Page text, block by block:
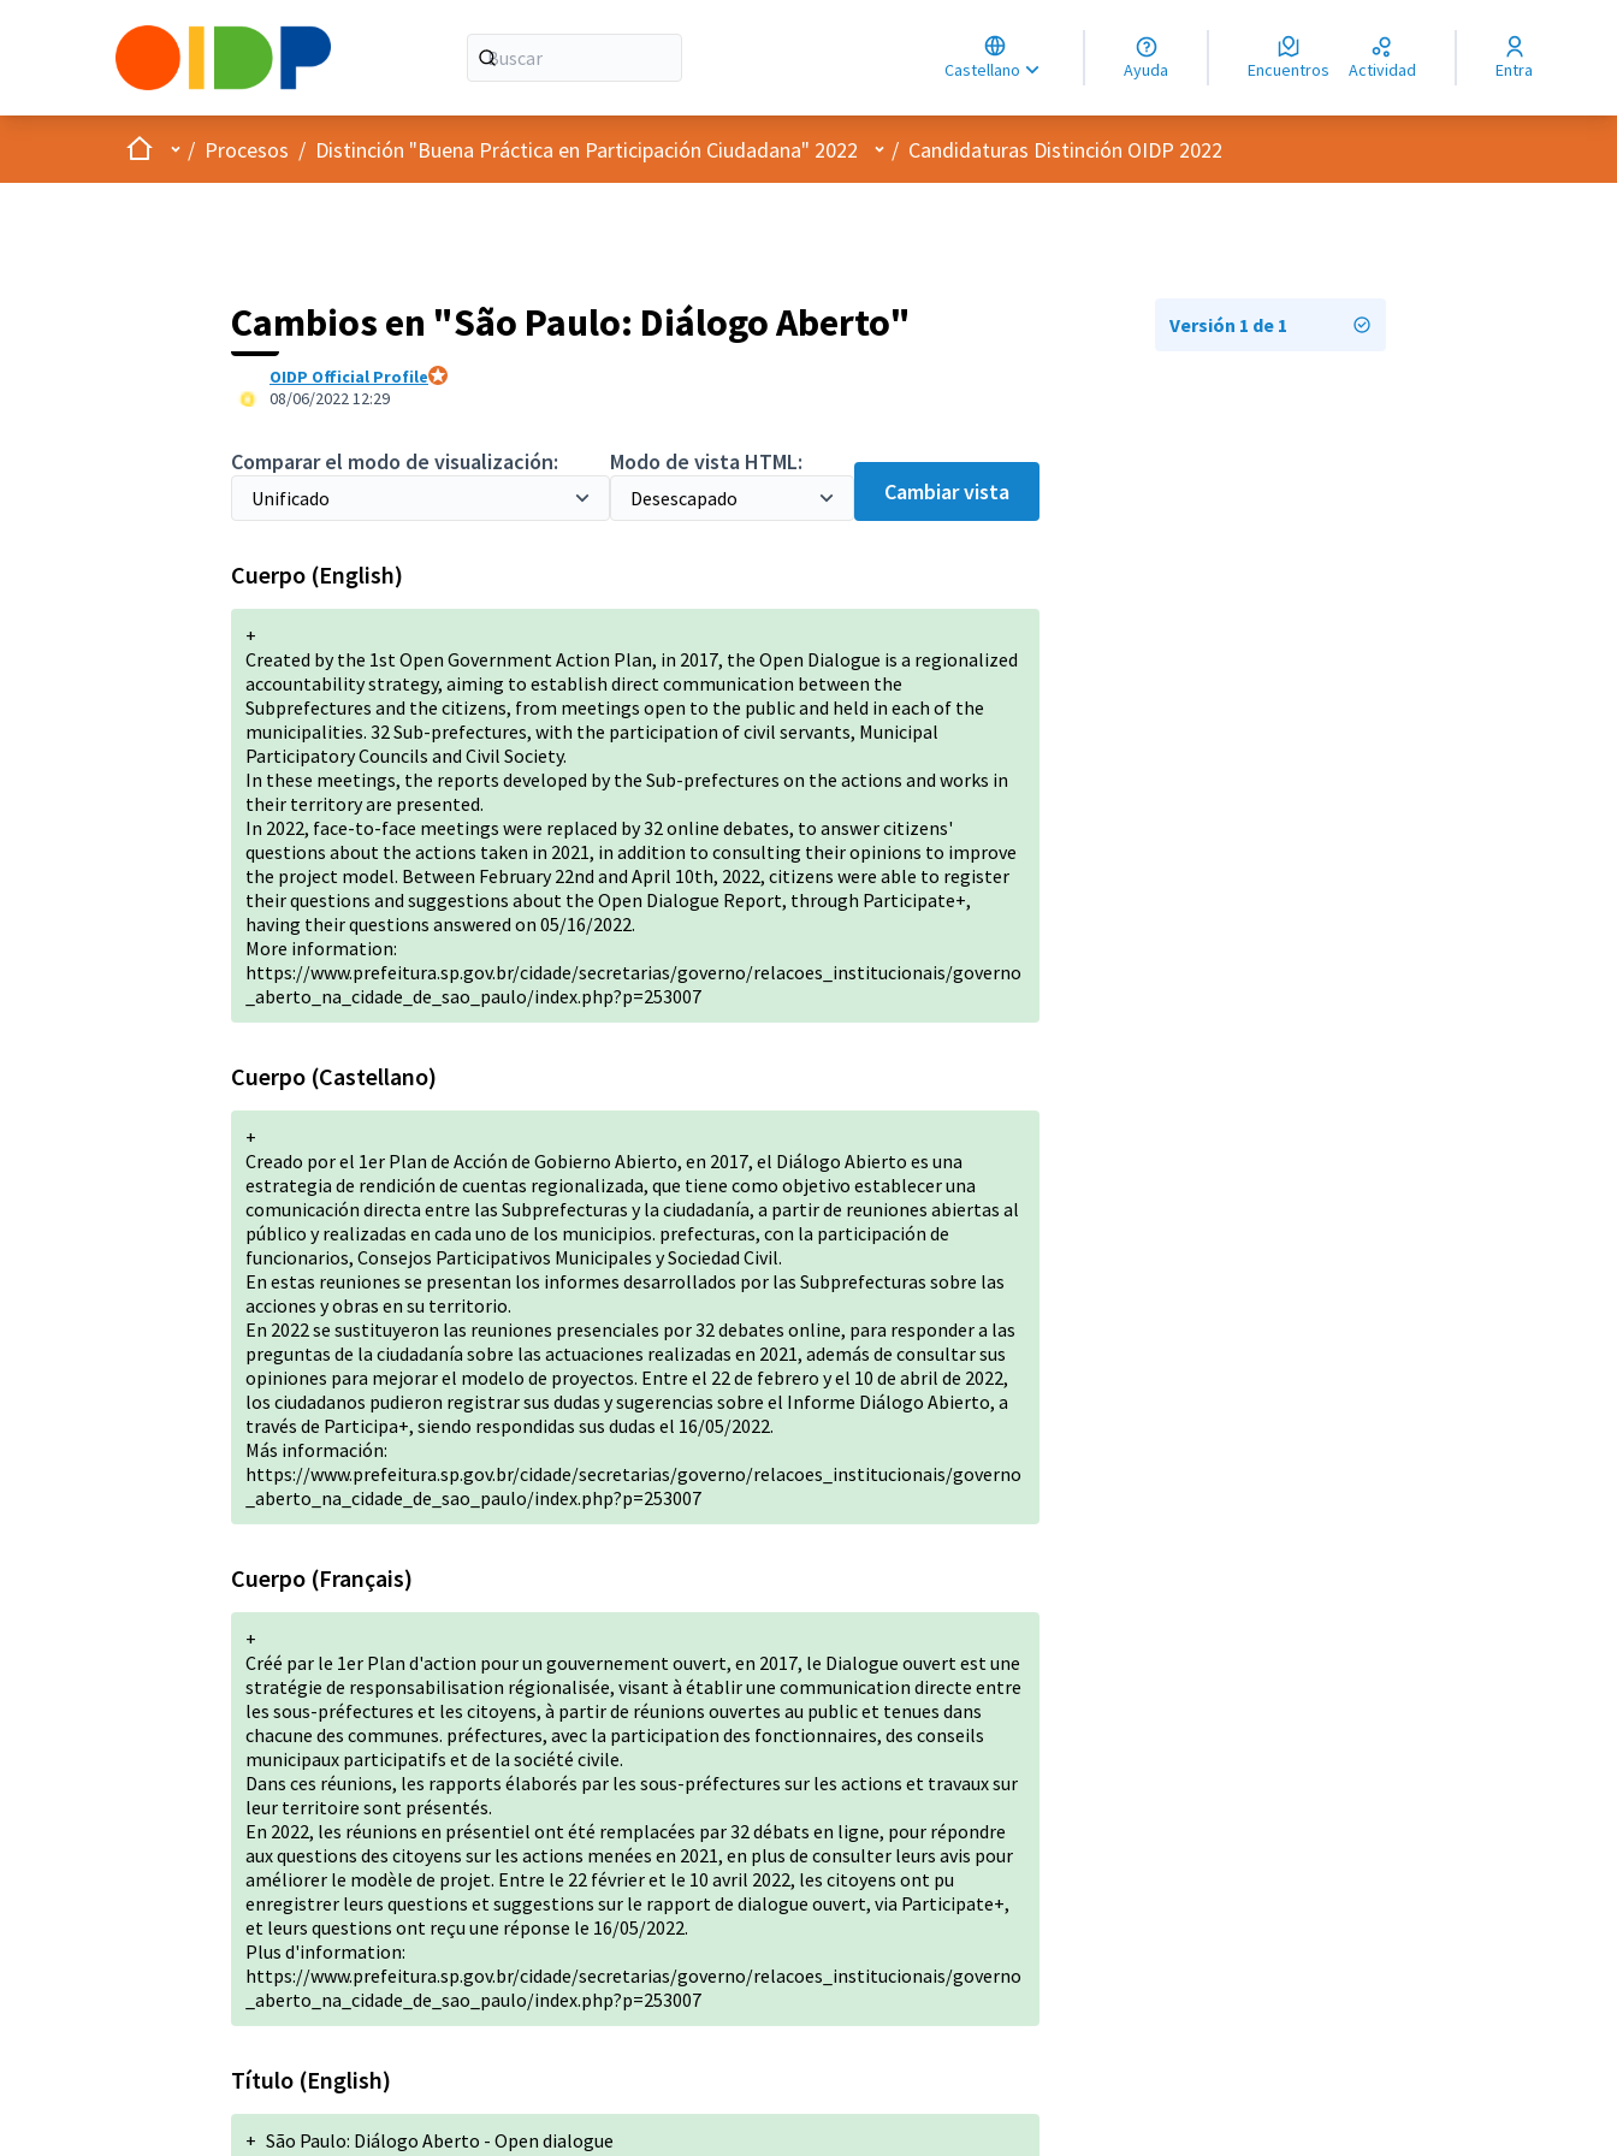
Castellano
Choose language
Choisir la langue
Elegir el idioma
Ayuda Encuentros Actividad Entra
InicioMenú principal
/ Procesos / Distinción "Buena Práctica en Participación Ciudadana" 2022 Menú de usuario
/ Candidaturas Distinción OIDP 2022
Cambios en "São Paulo: Diálogo Aberto"
OIDP Official Profile
08/06/2022 12:29
Comparar el modo de visualización:
Modo de vista HTML:
Cambiar vista
Cuerpo (English)
+
Created by the 1st Open Government Action Plan, in 2017, the Open Dialogue is a regionalized
accountability strategy, aiming to establish direct communication between the
Subprefectures and the citizens, from meetings open to the public and held in each of the
municipalities. 32 Sub-prefectures, with the participation of civil servants, Municipal
Participatory Councils and Civil Society.
In these meetings, the reports developed by the Sub-prefectures on the actions and works in
their territory are presented.
In 2022, face-to-face meetings were replaced by 32 online debates, to answer citizens'
questions about the actions taken in 2021, in addition to consulting their opinions to improve
the project model. Between February 22nd and April 10th, 2022, citizens were able to register
their questions and suggestions about the Open Dialogue Report, through Participate+,
having their questions answered on 05/16/2022.
More information:
https://www.prefeitura.sp.gov.br/cidade/secretarias/governo/relacoes_institucionais/governo
_aberto_na_cidade_de_sao_paulo/index.php?p=253007
Cuerpo (Castellano)
+
Creado por el 1er Plan de Acción de Gobierno Abierto, en 2017, el Diálogo Abierto es una
estrategia de rendición de cuentas regionalizada, que tiene como objetivo establecer una
comunicación directa entre las Subprefecturas y la ciudadanía, a partir de reuniones abiertas al
público y realizadas en cada uno de los municipios. prefecturas, con la participación de
funcionarios, Consejos Participativos Municipales y Sociedad Civil.
En estas reuniones se presentan los informes desarrollados por las Subprefecturas sobre las
acciones y obras en su territorio.
En 2022 se sustituyeron las reuniones presenciales por 32 debates online, para responder a las
preguntas de la ciudadanía sobre las actuaciones realizadas en 2021, además de consultar sus
opiniones para mejorar el modelo de proyectos. Entre el 22 de febrero y el 10 de abril de 2022,
los ciudadanos pudieron registrar sus dudas y sugerencias sobre el Informe Diálogo Abierto, a
través de Participa+, siendo respondidas sus dudas el 16/05/2022.
Más información:
https://www.prefeitura.sp.gov.br/cidade/secretarias/governo/relacoes_institucionais/governo
_aberto_na_cidade_de_sao_paulo/index.php?p=253007
Cuerpo (Français)
+
Créé par le 1er Plan d'action pour un gouvernement ouvert, en 2017, le Dialogue ouvert est une
stratégie de responsabilisation régionalisée, visant à établir une communication directe entre
les sous-préfectures et les citoyens, à partir de réunions ouvertes au public et tenues dans
chacune des communes. préfectures, avec la participation des fonctionnaires, des conseils
municipaux participatifs et de la société civile.
Dans ces réunions, les rapports élaborés par les sous-préfectures sur les actions et travaux sur
leur territoire sont présentés.
En 2022, les réunions en présentiel ont été remplacées par 32 débats en ligne, pour répondre
aux questions des citoyens sur les actions menées en 2021, en plus de consulter leurs avis pour
améliorer le modèle de projet. Entre le 22 février et le 10 avril 2022, les citoyens ont pu
enregistrer leurs questions et suggestions sur le rapport de dialogue ouvert, via Participate+,
et leurs questions ont reçu une réponse le 16/05/2022.
Plus d'information:
https://www.prefeitura.sp.gov.br/cidade/secretarias/governo/relacoes_institucionais/governo
_aberto_na_cidade_de_sao_paulo/index.php?p=253007
Título (English)
+ São Paulo: Diálogo Aberto - Open dialogue
Versión 1 de 1